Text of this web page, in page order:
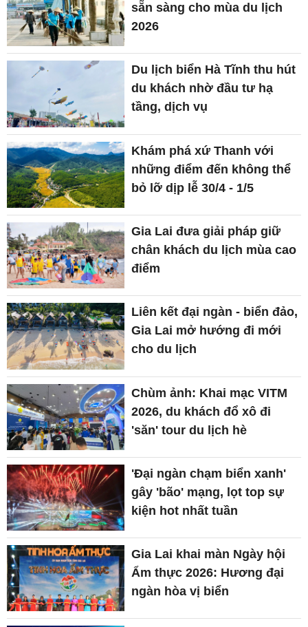
sẵn sàng cho mùa du lịch
2026
Du lịch biển Hà Tĩnh thu hút
du khách nhờ đầu tư hạ
tầng, dịch vụ
Khám phá xứ Thanh với
những điểm đến không thể
bỏ lỡ dịp lễ 30/4 - 1/5
Gia Lai đưa giải pháp giữ
chân khách du lịch mùa cao
điểm
Liên kết đại ngàn - biển đảo,
Gia Lai mở hướng đi mới
cho du lịch
Chùm ảnh: Khai mạc VITM
2026, du khách đổ xô đi
'săn' tour du lịch hè
'Đại ngàn chạm biển xanh'
gây 'bão' mạng, lọt top sự
kiện hot nhất tuần
Gia Lai khai màn Ngày hội
Ẩm thực 2026: Hương đại
ngàn hòa vị biển